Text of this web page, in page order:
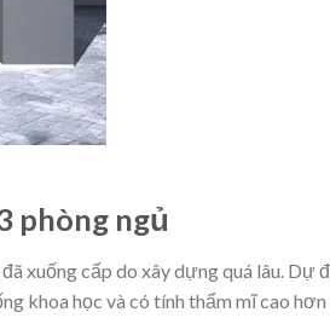
phòng ngủ
xuống cấp do xây dựng quá lâu. Dự
khoa học và có tính thẩm mĩ cao hơn